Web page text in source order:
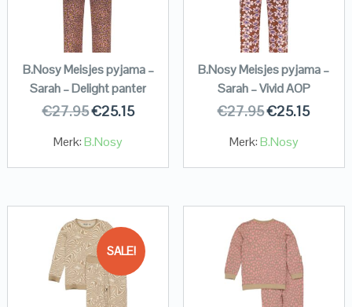
B.Nosy Meisjes pyjama –
Sarah – Delight panter
€27.95€25.15
Merk:B.Nosy
B.Nosy Meisjes pyjama –
Sarah – Vivid AOP
€27.95€25.15
Merk:B.Nosy
SALE!